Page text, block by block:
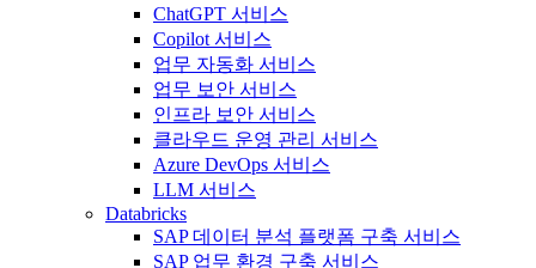
ChatGPT 서비스
Copilot 서비스
업무 자동화 서비스
업무 보안 서비스
인프라 보안 서비스
클라우드 운영 관리 서비스
Azure DevOps 서비스
LLM 서비스
Databricks
SAP 데이터 분석 플랫폼 구축 서비스
SAP 업무 환경 구축 서비스